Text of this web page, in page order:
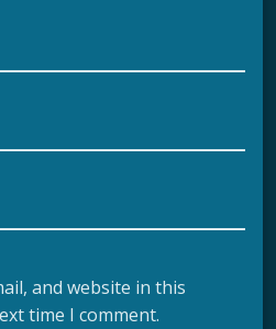
and website in this
time I comment.